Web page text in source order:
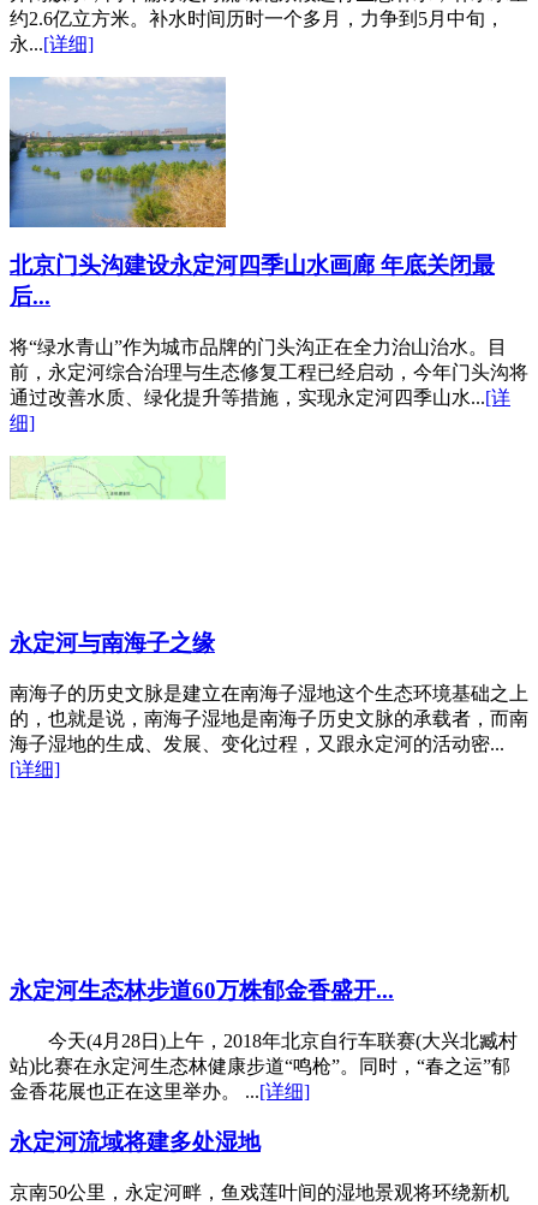
约2.6亿立方米。补水时间历时一个多月，力争到5月中旬，
永...[详细]
北京门头沟建设永定河四季山水画廊 年底关闭最
后...
将“绿水青山”作为城市品牌的门头沟正在全力治山治水。目
前，永定河综合治理与生态修复工程已经启动，今年门头沟将
通过改善水质、绿化提升等措施，实现永定河四季山水...[详
细]
永定河与南海子之缘
南海子的历史文脉是建立在南海子湿地这个生态环境基础之上
的，也就是说，南海子湿地是南海子历史文脉的承载者，而南
海子湿地的生成、发展、变化过程，又跟永定河的活动密...
[详细]
永定河生态林步道60万株郁金香盛开...
今天(4月28日)上午，2018年北京自行车联赛(大兴北臧村
站)比赛在永定河生态林健康步道“鸣枪”。同时，“春之运”郁
金香花展也正在这里举办。 ...[详细]
永定河流域将建多处湿地
京南50公里，永定河畔，鱼戏莲叶间的湿地景观将环绕新机